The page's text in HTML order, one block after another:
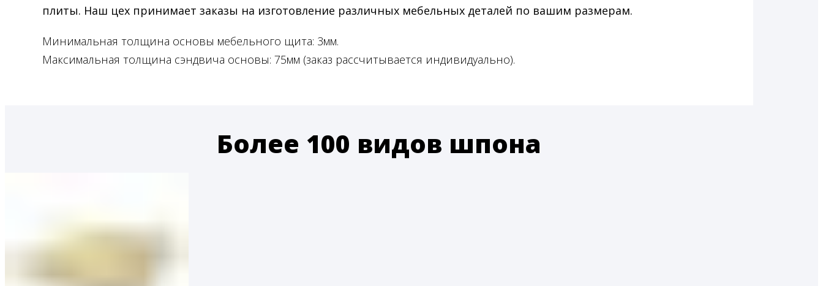
плиты. Наш цех принимает заказы на изготовление различных мебельных деталей по вашим размерам.
Минимальная толщина основы мебельного щита: 3мм.
Максимальная толщина сэндвича основы: 75мм (заказ рассчитывается индивидуально).
Более 100 видов шпона